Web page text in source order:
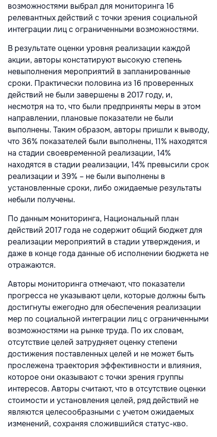
возможностями выбрал для мониторинга 16
релевантных действий с точки зрения социальной
интеграции лиц с ограниченными возможностями.
В результате оценки уровня реализации каждой
акции, авторы констатируют высокую степень
невыполнения мероприятий в запланированные
сроки. Практически половина из 16 проверенных
действий не были завершены в 2017 году, и,
несмотря на то, что были предприняты меры в этом
направлении, плановые показатели не были
выполнены. Таким образом, авторы пришли к выводу,
что 36% показателей были выполнены, 11% находятся
на стадии своевременной реализации, 14%
находятся в стадии реализации, 14% превысили срок
реализации и 39% – не были выполнены в
установленные сроки, либо ожидаемые результаты
небыли получены.
По данным мониторинга, Национальный план
действий 2017 года не содержит общий бюджет для
реализации мероприятий в стадии утверждения, и
даже в конце года данные об исполнении бюджета не
отражаются.
Авторы мониторинга отмечают, что показатели
прогресса не указывают цели, которые должны быть
достигнуты ежегодно для обеспечения реализации
мер по социальной интеграции лиц с ограниченными
возможностями на рынке труда. По их словам,
отсутствие целей затрудняет оценку степени
достижения поставленных целей и не может быть
прослежена траектория эффективности и влияния,
которое они оказывают с точки зрения группы
интересов. Авторы считают, что в отсутствие оценки
стоимости и установления целей, ряд действий не
являются целесообразными с учетом ожидаемых
изменений, сохраняя сложившийся статус-кво.